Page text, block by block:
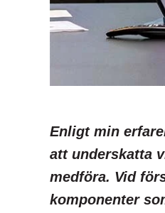
Enligt min
att underskatta
medföra. Vid
komponenter